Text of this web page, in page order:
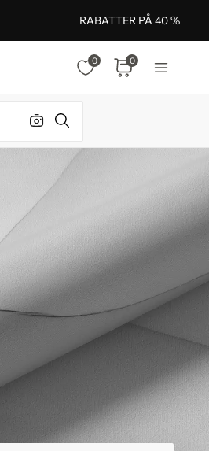
RABATTER PÅ 40 %
0 0